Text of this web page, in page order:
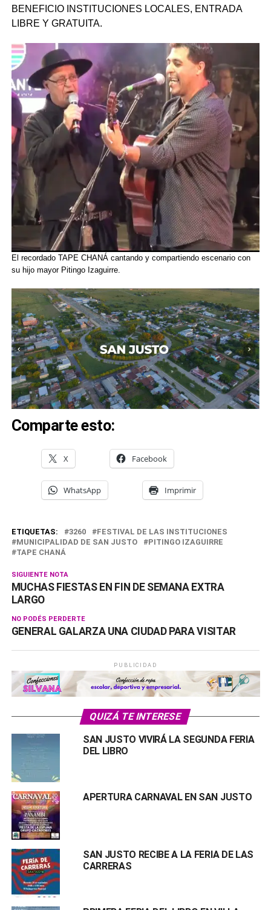
BENEFICIO INSTITUCIONES LOCALES, ENTRADA
LIBRE Y GRATUITA.
El recordado TAPE CHANÁ cantando y compartiendo escenario con
su hijo mayor Pitingo Izaguirre.
Comparte esto:
X Facebook
WhatsApp Imprimir
ETIQUETAS: 3260
FESTIVAL DE LAS INSTITUCIONES
MUNICIPALIDAD DE SAN JUSTO
PITINGO IZAGUIRRE
TAPE CHANÁ
SIGUIENTE NOTA
MUCHAS FIESTAS EN FIN DE SEMANA EXTRA
LARGO
NO PODÉS PERDERTE
GENERAL GALARZA UNA CIUDAD PARA VISITAR
PUBLICIDAD
QUIZÁ TE INTERESE
SAN JUSTO VIVIRÁ LA SEGUNDA FERIA
DEL LIBRO
APERTURA CARNAVAL EN SAN JUSTO
SAN JUSTO RECIBE A LA FERIA DE LAS
CARRERAS